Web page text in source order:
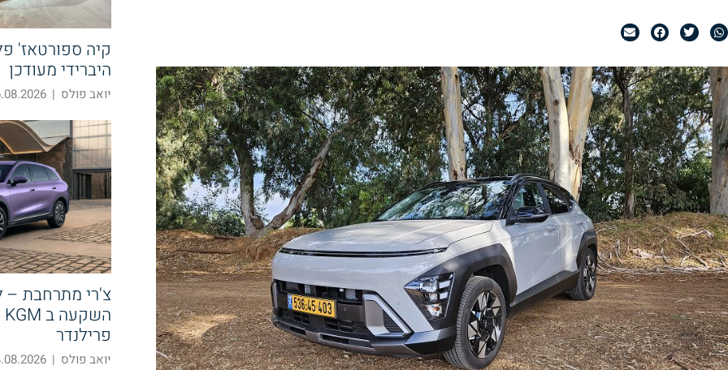
קיה ספורטאז'
היברידי מעודכן
יואב פולס |
19:39
צ'רי מתרחבת
פרילנדר
יואב פולס |
14:58